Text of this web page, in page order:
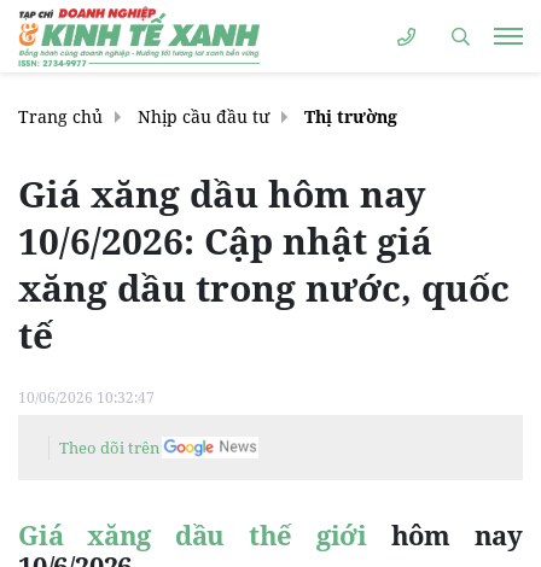
Trang chủ Nhịp cầu đầu tư Thị trường
Giá xăng dầu hôm nay
10/6/2026: Cập nhật giá
xăng dầu trong nước, quốc
tế
10/06/2026 10:32:47
Theo dõi trên
Giá xăng dầu thế giới hôm nay